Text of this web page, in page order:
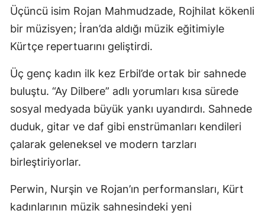
Üçüncü isim Rojan Mahmudzade, Rojhilat kökenli
bir müzisyen; İran’da aldığı müzik eğitimiyle
Kürtçe repertuarını geliştirdi.
Üç genç kadın ilk kez Erbil’de ortak bir sahnede
buluştu. “Ay Dilbere” adlı yorumları kısa sürede
sosyal medyada büyük yankı uyandırdı. Sahnede
duduk, gitar ve daf gibi enstrümanları kendileri
çalarak geleneksel ve modern tarzları
birleştiriyorlar.
Perwin, Nurşin ve Rojan’ın performansları, Kürt
kadınlarının müzik sahnesindeki yeni